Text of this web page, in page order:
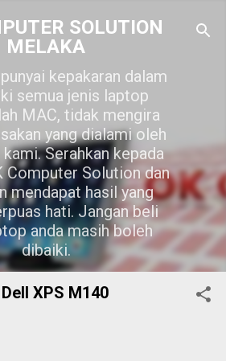
to main content
SOLUTION
MELAKA
kepakaran dalam
semua jenis laptop
MAC, tidak mengira
yang dialami oleh
Serahkan kepada
Computer Solution dan
mendapat hasil yang
hati. Jangan beli
anda masih boleh
dibaiki.
XPS M140